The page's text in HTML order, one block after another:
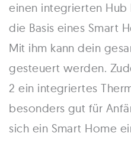
einen integrierten
die Basis eines Smart
Mit ihm kann dein
gesteuert werden.
2 ein integriertes
besonders gut für
sich ein Smart Home